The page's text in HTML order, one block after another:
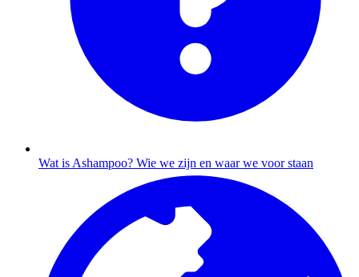
Wat is Ashampoo? Wie we zijn en waar we voor staan